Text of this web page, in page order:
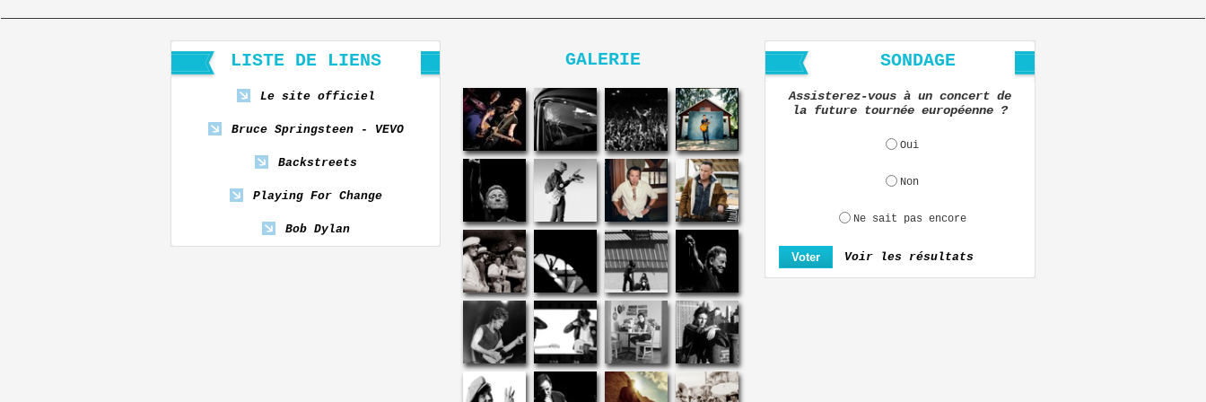
LISTE DE LIENS
Le site officiel
Bruce Springsteen - VEVO
Backstreets
Playing For Change
Bob Dylan
GALERIE SONDAGE
Assisterez-vous à un concert de
la future tournée européenne ?
Oui
Non
Ne sait pas encore
Voir les résultats